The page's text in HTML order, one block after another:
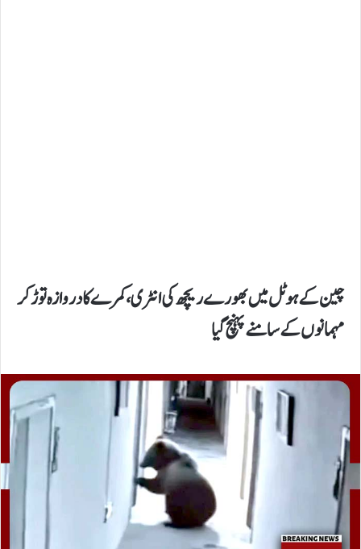
چین کے ہوٹل میں بھورےریچھ کی انٹری، کمرے کا دروازہ توڑ کر
مہمانوں کے سامنے پہنچ گیا